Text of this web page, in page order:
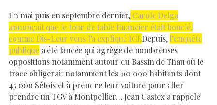
En mai puis en septembre dernier, Carole Delga
annonçait que le tour de table financier était bouclé,
comme Dis-Leur vous l’a expliqué ICI.Depuis, l’enquête
publique a été lancée qui agrège de nombreuses
oppositions notamment autour du Bassin de Thau où le
tracé obligerait notamment les 110 000 habitants dont
45 000 Sétois et à prendre leur voiture pour aller
prendre un TGV à Montpellier… Jean Castex a rappelé